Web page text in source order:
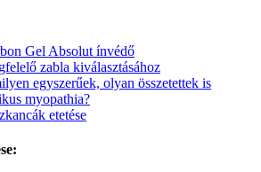
Gel Absolut ínvédő
zabla kiválasztásához
egyszerűek, olyan összetettek is
myopathia?
etetése